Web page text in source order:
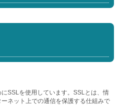
SSLを使用しています。SSLとは、情
ネット上での通信を保護する仕組みで